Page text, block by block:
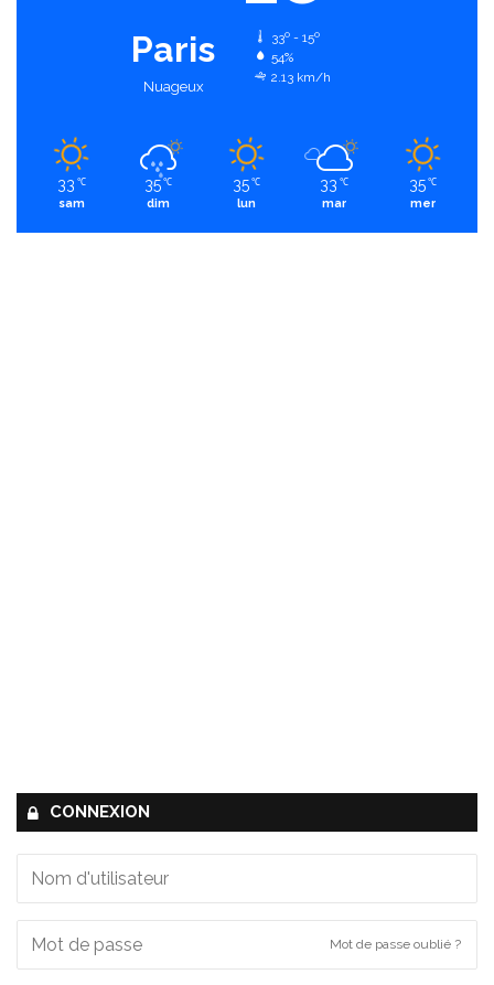
Paris
Nuageux
33º - 15º
54%
2.13 km/h
33 ℃
sam
35 ℃
dim
35 ℃
lun
33 ℃
mar
35 ℃
mer
CONNEXION
Mot de passe oublié ?